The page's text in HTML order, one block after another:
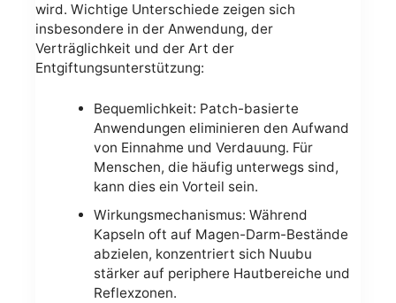
wird. Wichtige Unterschiede zeigen sich
insbesondere in der Anwendung, der
Verträglichkeit und der Art der
Entgiftungsunterstützung:
Bequemlichkeit: Patch-basierte
Anwendungen eliminieren den Aufwand
von Einnahme und Verdauung. Für
Menschen, die häufig unterwegs sind,
kann dies ein Vorteil sein.
Wirkungsmechanismus: Während
Kapseln oft auf Magen-Darm-Bestände
abzielen, konzentriert sich Nuubu
stärker auf periphere Hautbereiche und
Reflexzonen.